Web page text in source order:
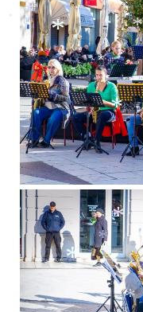
*
*
*
*
* *
*
*
*
*
*